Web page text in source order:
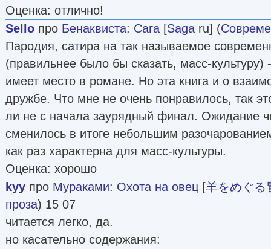
Оценка: отлично!
Sello про Бенаквиста: Сага [Saga ru] (
Пародия, сатира на так называемое
(правильнее было бы сказать, масс-культуру)
имеет место в романе. Но эта книга и о
дружбе. Что мне не очень понравилось, так
ли не с начала заурядный финал. Ожидание
сменилось в итоге небольшим
как раз характерна для масс-культуры.
Оценка: хорошо
kyy про Мураками: Охота на овец [羊をめぐる
проза) 15 07
читается легко, да.
но касательно содержания: